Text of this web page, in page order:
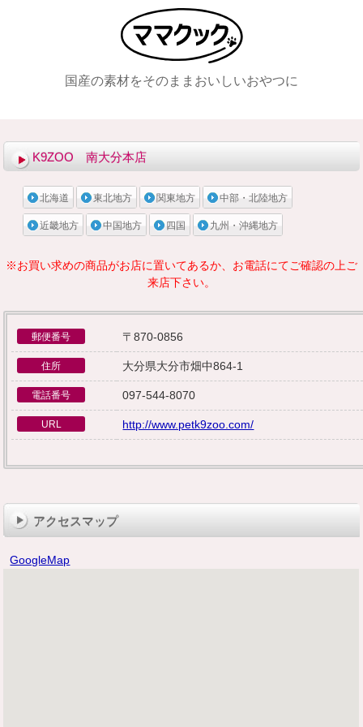
国産の素材をそのままおいしいおやつに
K9ZOO 南大分本店
北海道 東北地方 関東地方 中部・北陸地方
近畿地方 中国地方 四国 九州・沖縄地方
※お買い求めの商品がお店に置いてあるか、お電話にてご確認の上ご
来店下さい。
郵便番号 〒870-0856
住所 大分県大分市畑中864-1
電話番号 097-544-8070
URL http://www.petk9zoo.com/
アクセスマップ
GoogleMap